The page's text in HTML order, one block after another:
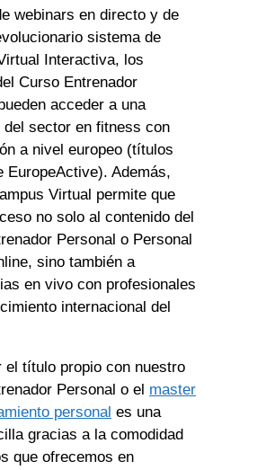
webinars en directo y de
sistema de
Interactiva, los
Curso Entrenador
acceder a una
del sector en fitness con
a nivel europeo (títulos
EuropeActive). Además,
Virtual permite que
no solo al contenido del
Personal o Personal
sino también a
en vivo con profesionales
internacional del
el título propio con nuestro
Personal o el master
personal es una
gracias a la comodidad
que ofrecemos en